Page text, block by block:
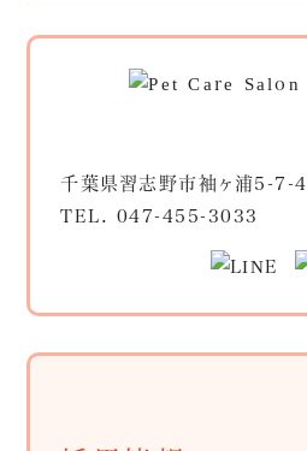
千葉県習志野市袖ヶ浦5-7-4
TEL. 047-455-3033